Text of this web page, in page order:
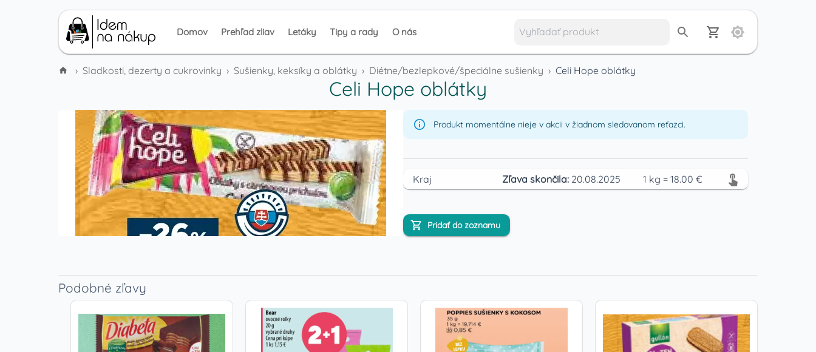
Domov Prehľad zliav Letáky Tipy a rady O nás
› Sladkosti, dezerty a cukrovinky › Sušienky, keksíky a oblátky › Diétne/bezlepkové/špeciálne sušienky › Celi Hope oblátky
Celi Hope oblátky
Produkt momentálne nieje v akcii v žiadnom sledovanom reťazci.
Kraj Zľava skončila: 20.08.2025 1 kg = 18.00 €
Pridať do zoznamu
Podobné zľavy